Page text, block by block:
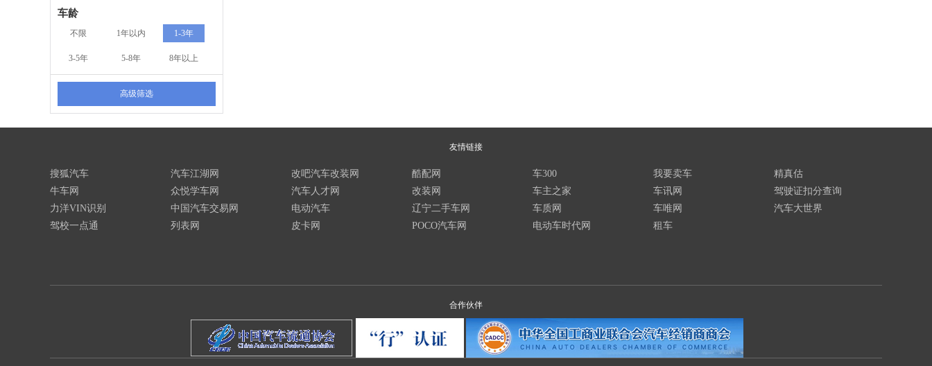
车龄
不限 1年以内 1-3年
3-5年 5-8年 8年以上
高级筛选
友情链接
搜狐汽车
牛车网
力洋VIN识别
驾校一点通
汽车江湖网
众悦学车网
中国汽车交易网
列表网
改吧汽车改装网
汽车人才网
电动汽车
皮卡网
酷配网
改装网
辽宁二手车网
POCO汽车网
车300
车主之家
车质网
电动车时代网
我要卖车
车讯网
车唯网
租车
精真估
驾驶证扣分查询
汽车大世界
合作伙伴